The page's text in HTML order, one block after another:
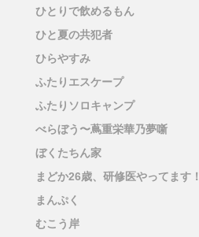
ひとりで飲めるもん
ひと夏の共犯者
ひらやすみ
ふたりエスケープ
ふたりソロキャンプ
べらぼう〜蔦重栄華乃夢噺
ぼくたちん家
まどか26歳、研修医やってます！
まんぷく
むこう岸